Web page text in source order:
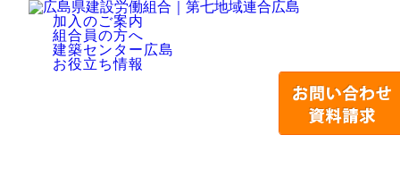
加入のご案内
組合員の方へ
建築センター広島
お役立ち情報